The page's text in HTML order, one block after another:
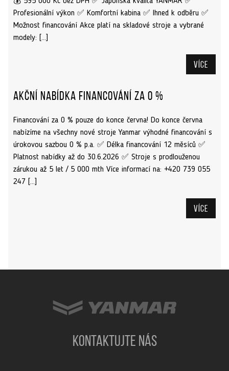
Profesionální výkon ✅ Komfortní kabina ✅ Ihned k odběru ✅
Možnost financování Akce platí na skladové stroje a vybrané
modely: […]
Více
Akční nabídka financování za 0 %
Financování za 0 % pouze do konce června! Do konce června
nabízíme na všechny nové stroje Yanmar výhodné financování s
úrokovou sazbou 0 % p.a. ✅ Délka financování 12 měsíců ✅
Platnost nabídky až do 30.6.2026 ✅ Stroje s prodlouženou
zárukou až 5 let / 5 000 mth Více informací na: +420 739 055
247 […]
Více
KONTAKTUJTE NÁS